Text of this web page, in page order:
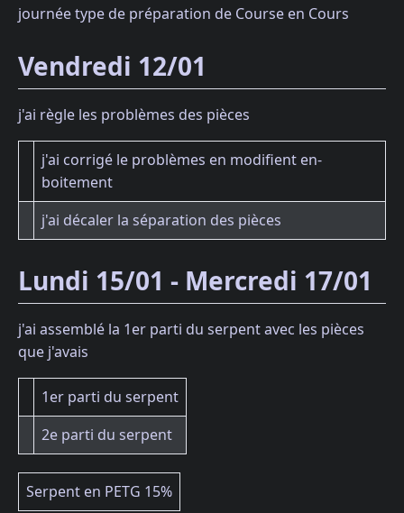
journée type de préparation de Course en Cours
Vendredi 12/01
j'ai règle les problèmes des pièces
j'ai corrigé le problèmes en modifient en-
boitement
j'ai décaler la séparation des pièces
Lundi 15/01 - Mercredi 17/01
j'ai assemblé la 1er parti du serpent avec les pièces
que j'avais
1er parti du serpent
2e parti du serpent
Serpent en PETG 15%